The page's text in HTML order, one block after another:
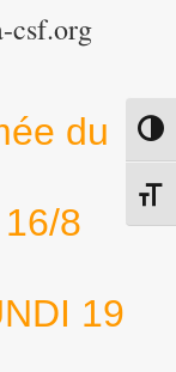
csf.org
du
8
19